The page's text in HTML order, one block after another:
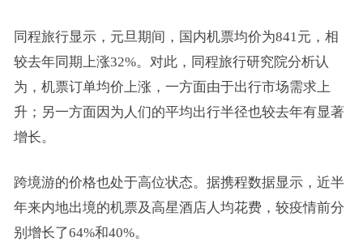
同程旅行显示，元旦期间，国内机票均价为841元，相
较去年同期上涨32%。对此，同程旅行研究院分析认
为，机票订单均价上涨，一方面由于出行市场需求上
升；另一方面因为人们的平均出行半径也较去年有显著
增长。
跨境游的价格也处于高位状态。据携程数据显示，近半
年来内地出境的机票及高星酒店人均花费，较疫情前分
别增长了64%和40%。